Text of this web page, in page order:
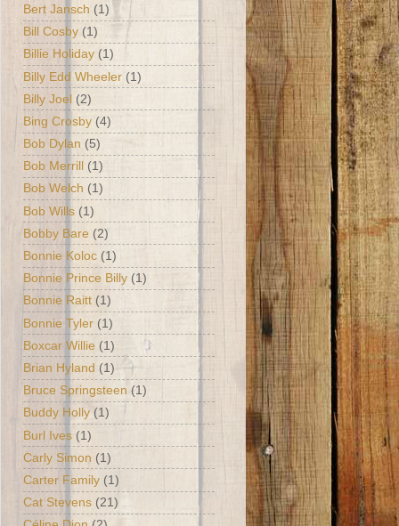
Bert Jansch (1)
Bill Cosby (1)
Billie Holiday (1)
Billy Edd Wheeler (1)
Billy Joel (2)
Bing Crosby (4)
Bob Dylan (5)
Bob Merrill (1)
Bob Welch (1)
Bob Wills (1)
Bobby Bare (2)
Bonnie Koloc (1)
Bonnie Prince Billy (1)
Bonnie Raitt (1)
Bonnie Tyler (1)
Boxcar Willie (1)
Brian Hyland (1)
Bruce Springsteen (1)
Buddy Holly (1)
Burl Ives (1)
Carly Simon (1)
Carter Family (1)
Cat Stevens (21)